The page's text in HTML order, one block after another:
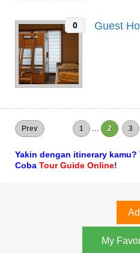
0 Guest
Prev 1 2 3
Yakin dengan itinerary kamu?
Coba Tour Guide Online!